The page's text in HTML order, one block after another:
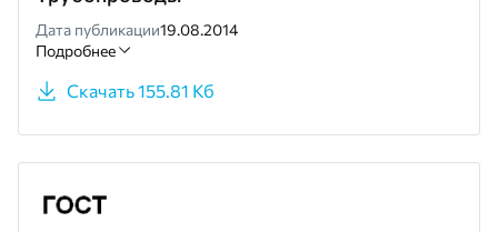
Дата публикации19.08.2014
Подробнее
Скачать 155.81 Кб